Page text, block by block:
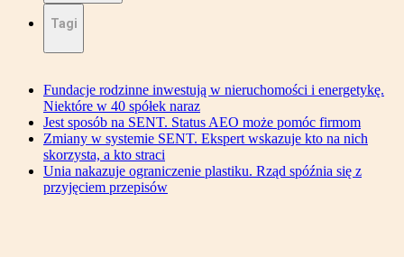
Tagi
Fundacje rodzinne inwestują w nieruchomości i energetykę.
Niektóre w 40 spółek naraz
Jest sposób na SENT. Status AEO może pomóc firmom
Zmiany w systemie SENT. Ekspert wskazuje kto na nich
skorzysta, a kto straci
Unia nakazuje ograniczenie plastiku. Rząd spóźnia się z
przyjęciem przepisów